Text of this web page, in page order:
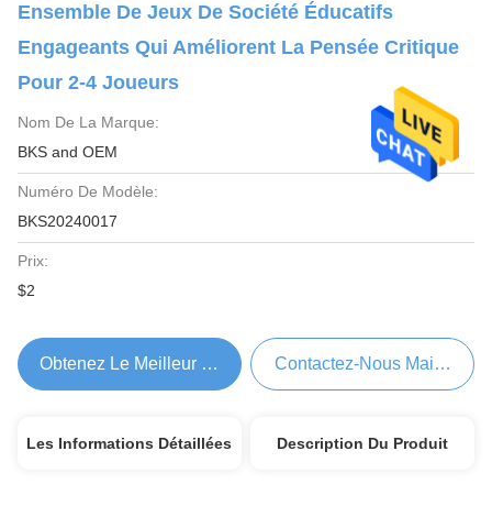
Ensemble De Jeux De Société Éducatifs
Engageants Qui Améliorent La Pensée Critique
Pour 2-4 Joueurs
Nom De La Marque:
BKS and OEM
Numéro De Modèle:
BKS20240017
Prix:
$2
Obtenez Le Meilleur Prix Contactez-Nous Maintenant
Les Informations Détaillées Description Du Produit